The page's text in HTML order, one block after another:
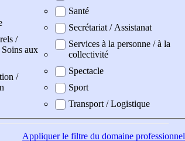
/
aux
/
Santé
Secrétariat / Assistanat
Services à la personne / à la
collectivité
Spectacle
Sport
Transport / Logistique
Appliquerle filtre du domaine professionnel